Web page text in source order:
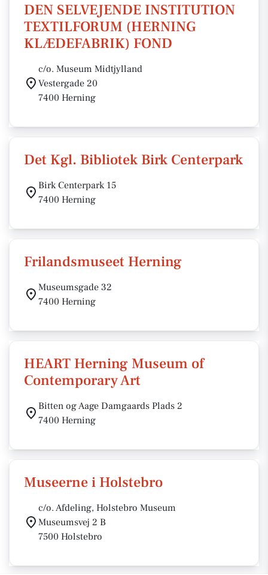
DEN SELVEJENDE INSTITUTION
TEXTILFORUM (HERNING
KLÆDEFABRIK) FOND
c/o. Museum Midtjylland
Vestergade 20
7400 Herning
Det Kgl. Bibliotek Birk Centerpark
Birk Centerpark 15
7400 Herning
Frilandsmuseet Herning
Museumsgade 32
7400 Herning
HEART Herning Museum of
Contemporary Art
Bitten og Aage Damgaards Plads 2
7400 Herning
Museerne i Holstebro
c/o. Afdeling, Holstebro Museum
Museumsvej 2 B
7500 Holstebro